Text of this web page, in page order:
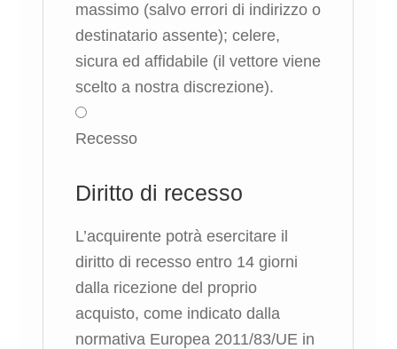
massimo (salvo errori di indirizzo o
destinatario assente); celere,
sicura ed affidabile (il vettore viene
scelto a nostra discrezione).
Recesso
Diritto di recesso
L’acquirente potrà esercitare il
diritto di recesso entro 14 giorni
dalla ricezione del proprio
acquisto, come indicato dalla
normativa Europea 2011/83/UE in